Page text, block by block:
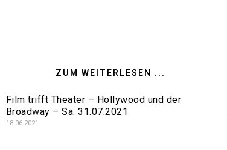
ZUM WEITERLESEN ...
Film trifft Theater – Hollywood und der
Broadway – Sa. 31.07.2021
18.06.2021